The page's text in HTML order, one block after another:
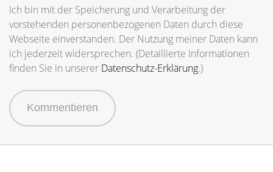
Ich bin mit der Speicherung und Verarbeitung der
vorstehenden personenbezogenen Daten durch diese
Webseite einverstanden. Der Nutzung meiner Daten kann
ich jederzeit widersprechen. (Detaillierte Informationen
finden Sie in unserer Datenschutz-Erklärung.)
Kommentieren